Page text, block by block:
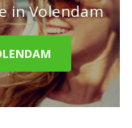
in Volendam